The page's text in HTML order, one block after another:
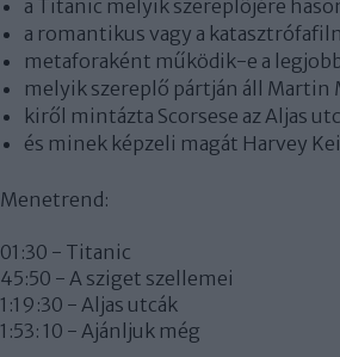
a Titanic melyik szereplőjére
a romantikus vagy a
metaforaként működik-e a
melyik szereplő pártján áll Martin
kiről mintázta Scorsese az Aljas
és minek képzeli magát Harvey
Menetrend:
01:30 - Titanic
45:50 - A sziget szellemei
1:19:30 - Aljas utcák
1:53: 10 - Ajánljuk még